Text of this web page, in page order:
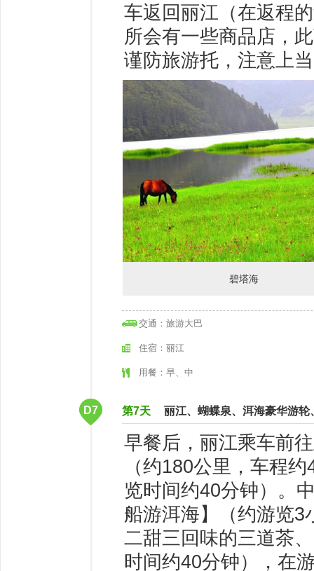
车返回丽江（在返程
所会有一些商品店，
谨防旅游托，注意上
碧塔海
交通：旅游大巴
住宿：丽江
用餐：早、中
D7 第7天 丽江、蝴蝶泉、洱海豪华游
早餐后，丽江乘车前
（约180公里，车程
览时间约40分钟）。
船游洱海】（约游览3
二甜三回味的三道茶
时间约40分钟），在